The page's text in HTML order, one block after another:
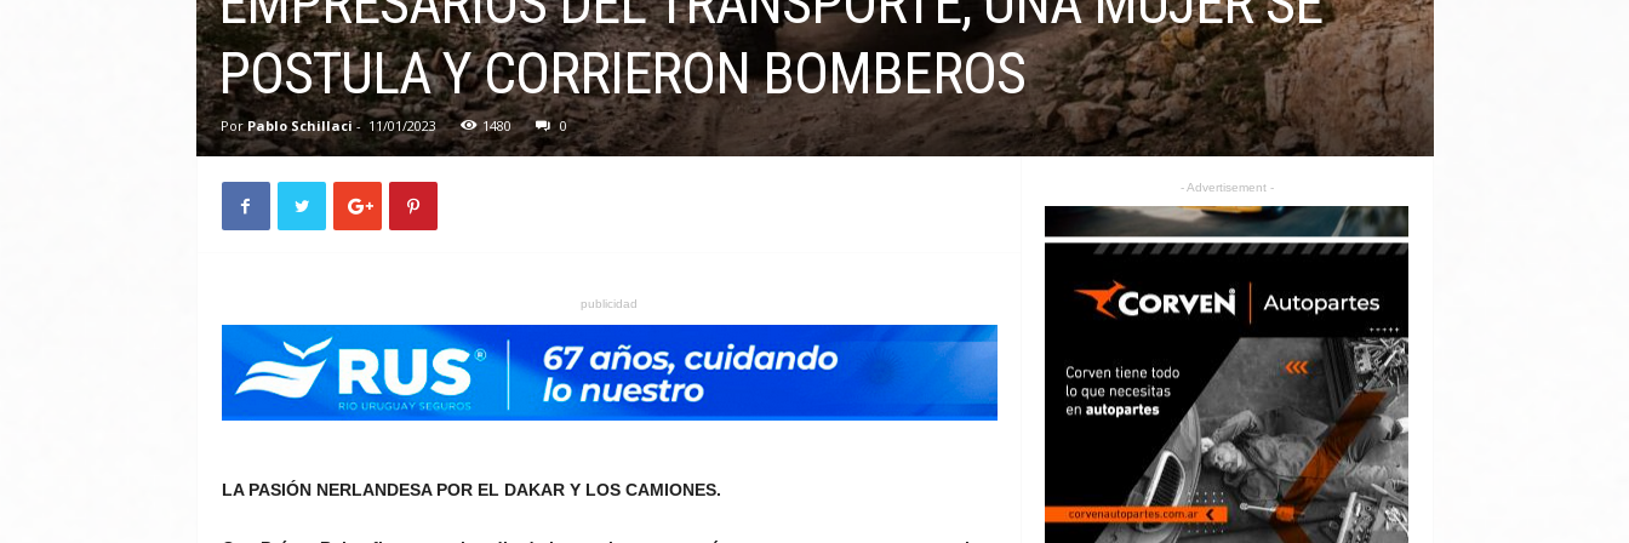
POSTULA Y CORRIERON BOMBEROS
Por Pablo Schillaci- 11/01/2023 1480 0
publicidad
LA PASIÓN NERLANDESA POR EL DAKAR Y LOS CAMIONES.
- Advertisement -